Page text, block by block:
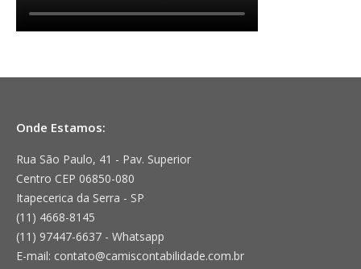
Onde Estamos:
Rua São Paulo, 41 - Pav. Superior
Centro CEP 06850-080
Itapecerica da Serra - SP
(11) 4668-8145
(11) 97447-6637 - Whatsapp
E-mail: contato@camiscontabilidade.com.br